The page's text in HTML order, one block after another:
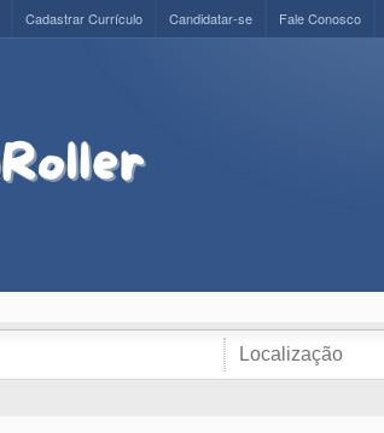
Cadastrar Currículo Candidatar-se Fale Conosco